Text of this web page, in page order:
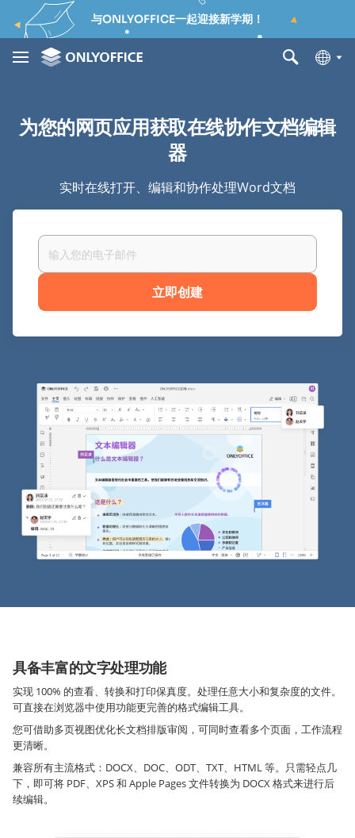
与ONLYOFFICE一起迎接新学期！
为您的网页应用获取在线协作文档编辑
器
实时在线打开、编辑和协作处理Word文档
立即创建
具备丰富的文字处理功能
实现 100% 的查看、转换和打印保真度。处理任意大小和复杂度的文件。
可直接在浏览器中使用功能更完善的格式编辑工具。
您可借助多页视图优化长文档排版审阅，可同时查看多个页面，工作流程
更清晰。
兼容所有主流格式：DOCX、DOC、ODT、TXT、HTML 等。只需轻点几
下，即可将 PDF、XPS 和 Apple Pages 文件转换为 DOCX 格式来进行后
续编辑。